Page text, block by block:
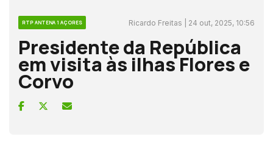
RTP ANTENA 1 AÇORES Ricardo Freitas | 24 out, 2025, 10:56
Presidente da República
em visita às ilhas Flores e
Corvo